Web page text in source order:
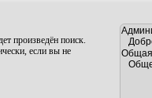
произведён поиск.
если вы не